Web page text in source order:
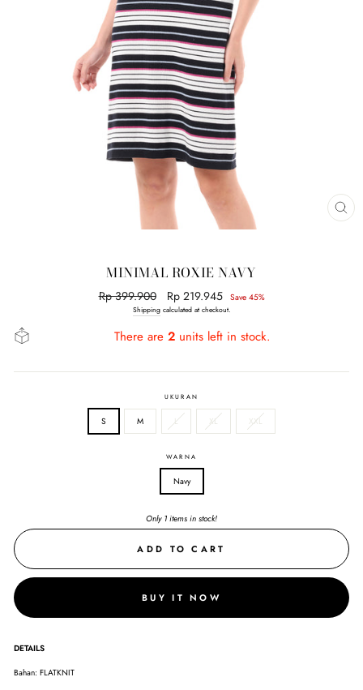
MINIMAL ROXIE NAVY
Regular
price
Rp 399.900
Sale
price
Rp 219.945 Save 45%
Shippingcalculated at checkout.
There are 2 units left in stock.
UKURAN
S M L XL XXL
WARNA
Navy
Only 1 items in stock!
ADD TO CART
BUY IT NOW
DETAILS
Bahan: FLATKNIT